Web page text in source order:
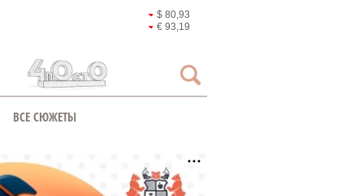
$ 80,93
€ 93,19
ВСЕ СЮЖЕТЫ